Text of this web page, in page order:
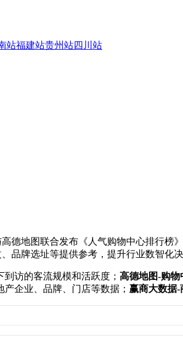
站福建站贵州站四川站
德地图联合发布《人气购物中心排行
品牌选址等提供参考，提升行业数智化决
到访的客流规模和活跃度； 高德地图-购物
企业、品牌、门店等数据； 赢商大数据-